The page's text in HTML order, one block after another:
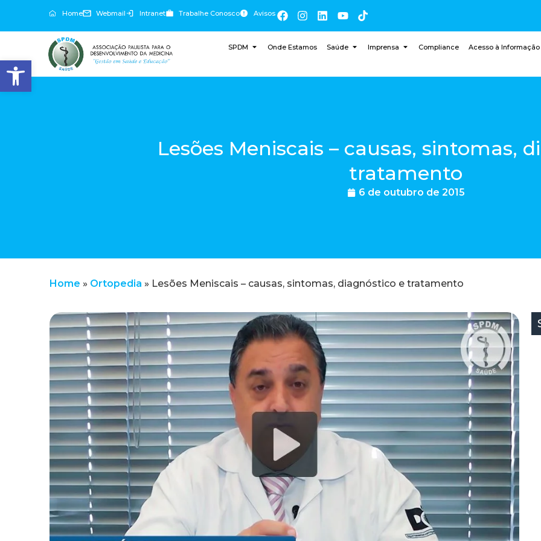
Abrir a barra de ferramentas
Home Webmail Intranet Trabalhe Conosco Avisos
SPDM Onde Estamos Saúde Imprensa Compliance Acesso à Informação
Lesões Meniscais – causas, sintomas,
tratamento
6 de outubro de 2015
Home » Ortopedia » Lesões Meniscais – causas, sintomas, diagnóstico e tratamento